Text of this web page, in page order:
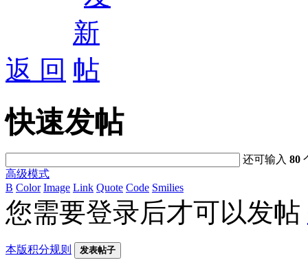
返 回
快速发帖
还可输入80
高级模式
B Color Image Link Quote Code Smilies
您需要登录后才可以发帖
本版积分规则 发表帖子